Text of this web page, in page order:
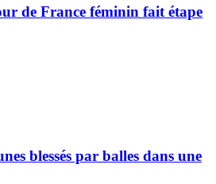
de France féminin fait étape
blessés par balles dans une